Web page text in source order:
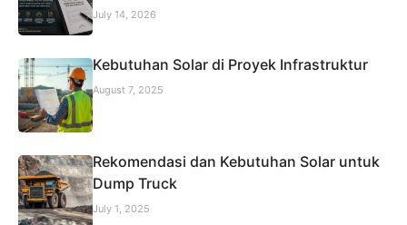
July 14, 2026
Kebutuhan Solar di Proyek Infrastruktur
August 7, 2025
Rekomendasi dan Kebutuhan Solar untuk
Dump Truck
July 1, 2025